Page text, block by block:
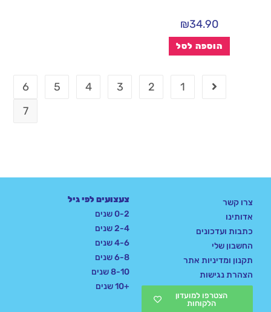
₪34.90
הוספה לסל
1
2
3
4
5
6
7
צרו קשר
אדותינו
כתבות ועדכונים
החשבון שלי
תקנון ומדיניות אתר
הצהרת נגישות
הצטרפו למועדון
הלקוחות
צעצועים לפי גיל
0-2 שנים
2-4 שנים
4-6 שנים
6-8 שנים
8-10 שנים
+10 שנים